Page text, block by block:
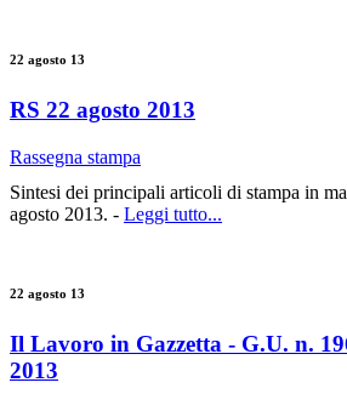
22 agosto 13
RS 22 agosto 2013
Rassegna stampa
Sintesi dei principali articoli di stampa in
agosto 2013. - Leggi tutto...
22 agosto 13
Il Lavoro in Gazzetta - G.U. n.
2013